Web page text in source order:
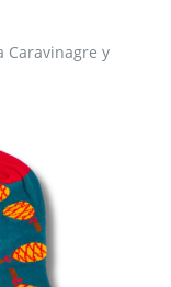
Caravinagre y